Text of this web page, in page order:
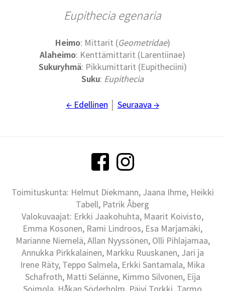
Eupithecia egenaria
Heimo: Mittarit (Geometridae)
Alaheimo: Kenttämittarit (Larentiinae)
Sukuryhmä: Pikkumittarit (Eupitheciini)
Suku: Eupithecia
← Edellinen Seuraava →
Toimituskunta: Helmut Diekmann, Jaana Ihme, Heikki
Tabell, Patrik Åberg
Valokuvaajat: Erkki Jaakohuhta, Maarit Koivisto,
Emma Kosonen, Rami Lindroos, Esa Marjamäki,
Marianne Niemelä, Allan Nyyssönen, Olli Pihlajamaa,
Annukka Pirkkalainen, Markku Ruuskanen, Jari ja
Irene Räty, Teppo Salmela, Erkki Santamala, Mika
Schafroth, Matti Selänne, Kimmo Silvonen, Eija